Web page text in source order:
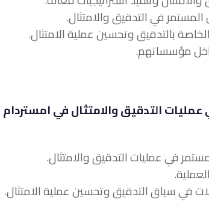
التدقيق والامتثال في امستردام